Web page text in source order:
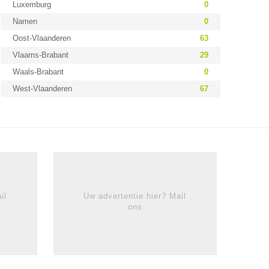
Luxemburg
0
Namen
0
Oost-Vlaanderen
63
Vlaams-Brabant
29
Waals-Brabant
0
West-Vlaanderen
67
Uw advertentie hier? Mail
ons